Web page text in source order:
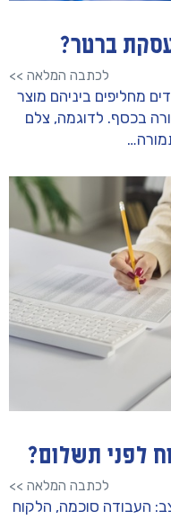
ברטר?
לכתבה המלאה >>
מחליפים ביניהם מוצר
בכסף. לדוגמה, צלם
לפני תשלום?
לכתבה המלאה >>
העבודה סוכמה, הלקוח